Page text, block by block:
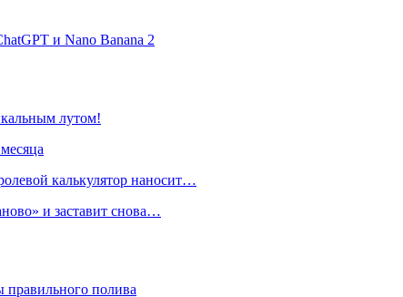
и Nano Banana 2
лутом!
калькулятор наносит…
и заставит снова…
полива